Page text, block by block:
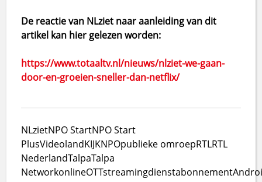
De reactie van NLziet naar aanleiding van dit
artikel kan hier gelezen worden:
https://www.totaaltv.nl/nieuws/nlziet-we-gaan-
door-en-groeien-sneller-dan-netflix/
NLzietNPO StartNPO Start
PlusVideolandKIJKNPOpublieke omroepRTLRTL
NederlandTalpaTalpa
NetworkonlineOTTstreamingdienstabonnement